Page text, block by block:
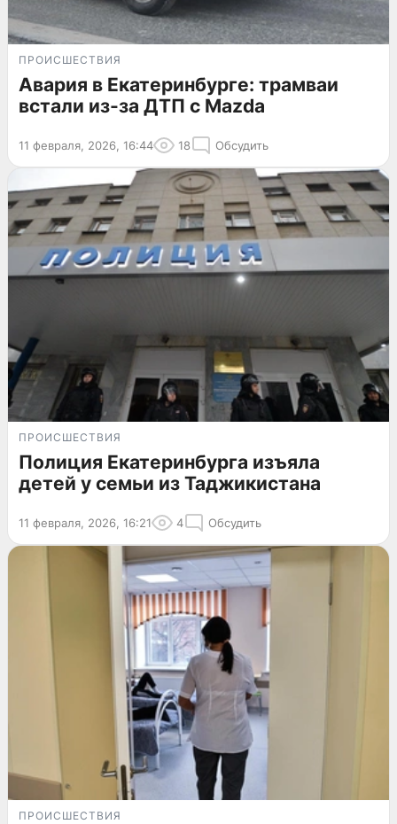
ПРОИСШЕСТВИЯ
Авария в Екатеринбурге: трамваи
встали из-за ДТП с Mazda
11 февраля, 2026, 16:44 18 Обсудить
ПРОИСШЕСТВИЯ
Полиция Екатеринбурга изъяла
детей у семьи из Таджикистана
11 февраля, 2026, 16:21 4 Обсудить
ПРОИСШЕСТВИЯ